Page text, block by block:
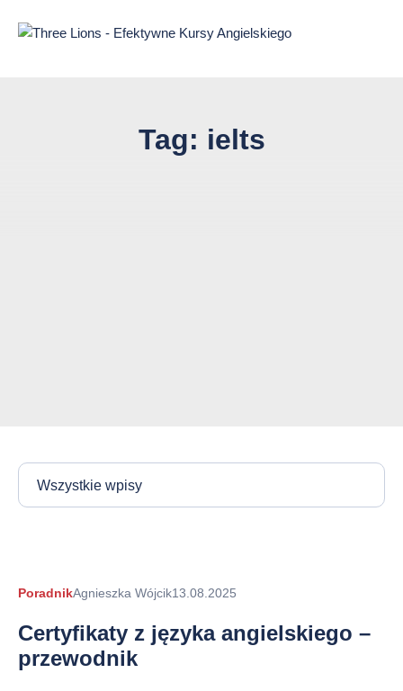
Tag: ielts
Wszystkie wpisy
PoradnikAutor
Agnieszka Wójcik13.08.2025
Certyfikaty z języka angielskiego –
przewodnik